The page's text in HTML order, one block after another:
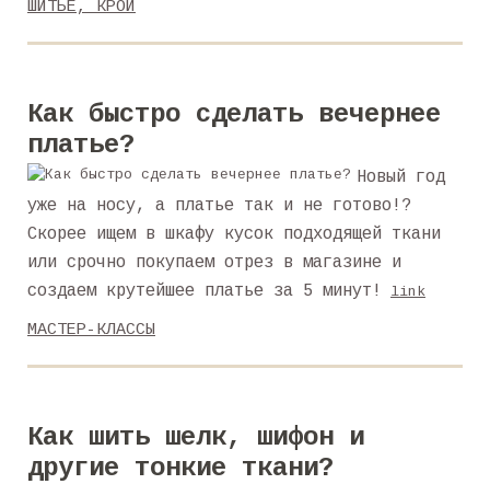
ШИТЬЕ, КРОЙ
Как быстро сделать вечернее
платье?
Новый год
уже на носу, а платье так и не готово!?
Скорее ищем в шкафу кусок подходящей ткани
или срочно покупаем отрез в магазине и
создаем крутейшее платье за 5 минут!
link
МАСТЕР-КЛАССЫ
Как шить шелк, шифон и
другие тонкие ткани?